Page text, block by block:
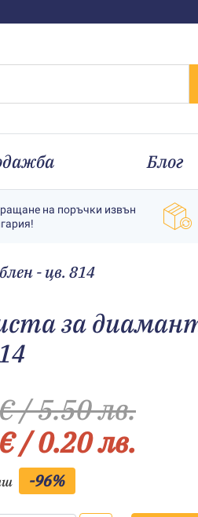
Блог
на поръчки извън
- цв. 814
за
/ 5.50 лв.
/ 0.20 лв.
-96%